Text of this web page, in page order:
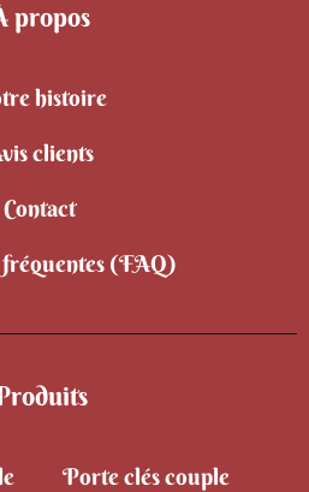
propos
histoire
clients
Contact
(FAQ)
Porte clés couple